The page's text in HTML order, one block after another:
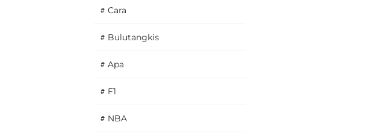
# Cara
# Bulutangkis
# Apa
# F1
# NBA